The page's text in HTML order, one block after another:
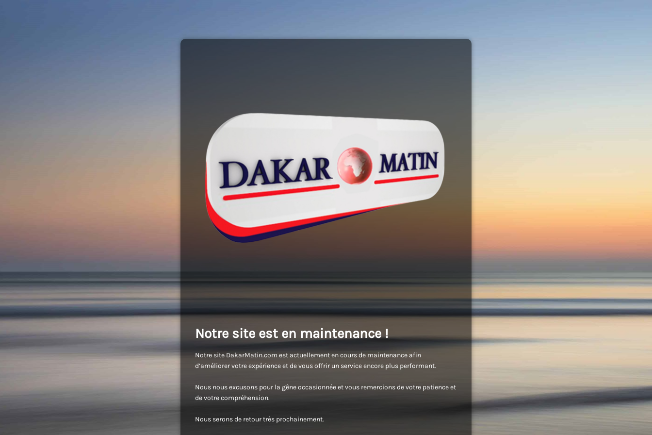
Notre site est en maintenance !
Notre site DakarMatin.com est actuellement en cours de maintenance afin
d’améliorer votre expérience et de vous offrir un service encore plus performant.
Nous nous excusons pour la gêne occasionnée et vous remercions de votre patience et
de votre compréhension.
Nous serons de retour très prochainement.